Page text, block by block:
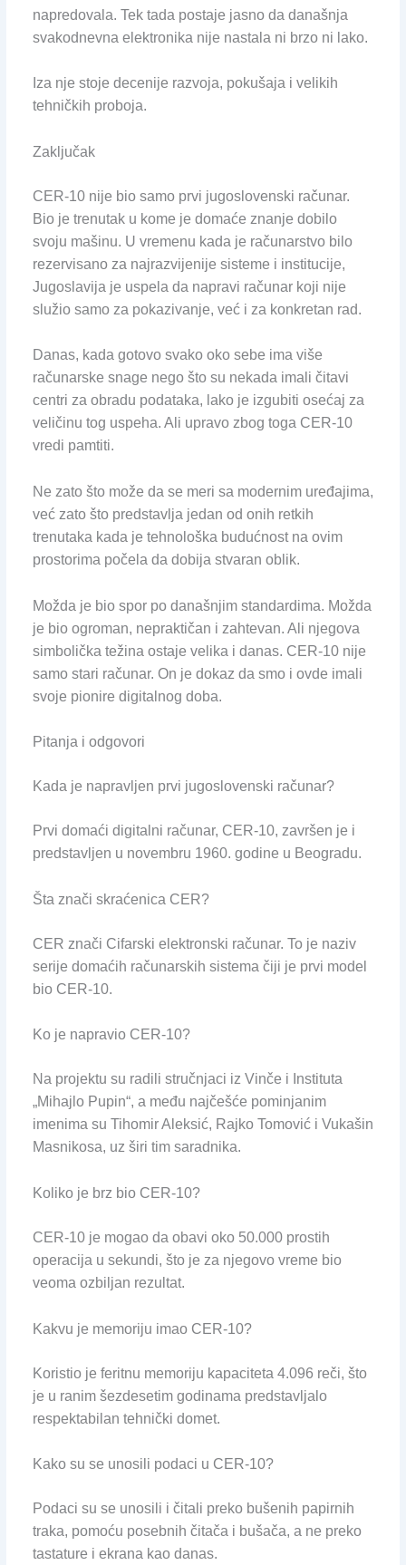
napredovala. Tek tada postaje jasno da današnja
svakodnevna elektronika nije nastala ni brzo ni lako.
Iza nje stoje decenije razvoja, pokušaja i velikih
tehničkih proboja.
Zaključak
CER-10 nije bio samo prvi jugoslovenski računar.
Bio je trenutak u kome je domaće znanje dobilo
svoju mašinu. U vremenu kada je računarstvo bilo
rezervisano za najrazvijenije sisteme i institucije,
Jugoslavija je uspela da napravi računar koji nije
služio samo za pokazivanje, već i za konkretan rad.
Danas, kada gotovo svako oko sebe ima više
računarske snage nego što su nekada imali čitavi
centri za obradu podataka, lako je izgubiti osećaj za
veličinu tog uspeha. Ali upravo zbog toga CER-10
vredi pamtiti.
Ne zato što može da se meri sa modernim uređajima,
već zato što predstavlja jedan od onih retkih
trenutaka kada je tehnološka budućnost na ovim
prostorima počela da dobija stvaran oblik.
Možda je bio spor po današnjim standardima. Možda
je bio ogroman, nepraktičan i zahtevan. Ali njegova
simbolička težina ostaje velika i danas. CER-10 nije
samo stari računar. On je dokaz da smo i ovde imali
svoje pionire digitalnog doba.
Pitanja i odgovori
Kada je napravljen prvi jugoslovenski računar?
Prvi domaći digitalni računar, CER-10, završen je i
predstavljen u novembru 1960. godine u Beogradu.
Šta znači skraćenica CER?
CER znači Cifarski elektronski računar. To je naziv
serije domaćih računarskih sistema čiji je prvi model
bio CER-10.
Ko je napravio CER-10?
Na projektu su radili stručnjaci iz Vinče i Instituta
„Mihajlo Pupin“, a među najčešće pominjanim
imenima su Tihomir Aleksić, Rajko Tomović i Vukašin
Masnikosa, uz širi tim saradnika.
Koliko je brz bio CER-10?
CER-10 je mogao da obavi oko 50.000 prostih
operacija u sekundi, što je za njegovo vreme bio
veoma ozbiljan rezultat.
Kakvu je memoriju imao CER-10?
Koristio je feritnu memoriju kapaciteta 4.096 reči, što
je u ranim šezdesetim godinama predstavljalo
respektabilan tehnički domet.
Kako su se unosili podaci u CER-10?
Podaci su se unosili i čitali preko bušenih papirnih
traka, pomoću posebnih čitača i bušača, a ne preko
tastature i ekrana kao danas.